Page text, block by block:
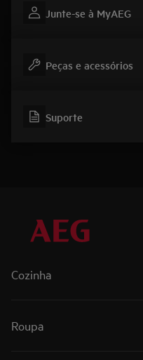
Junte-se à MyAEG
Peças e acessórios
Suporte
Cozinha
Fornos
Fornos a vapor
Roupa